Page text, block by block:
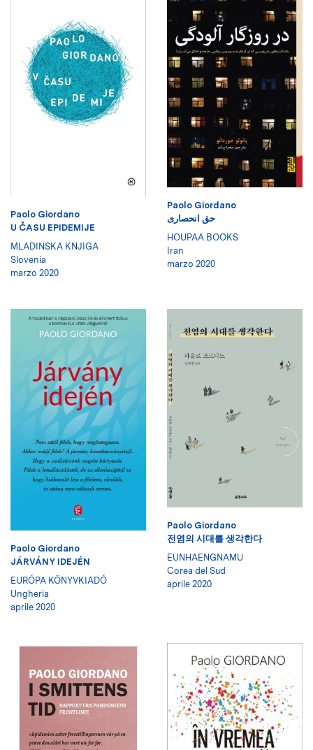
Paolo Giordano
U ČASU EPIDEMIJE
MLADINSKA KNJIGA
Slovenia
marzo 2020
Paolo Giordano
حق انحصاری
HOUPAA BOOKS
Iran
marzo 2020
Paolo Giordano
JÁRVÁNY IDEJÉN
EURÓPA KÖNYVKIADÓ
Ungheria
aprile 2020
Paolo Giordano
전염의 시대를 생각한다
EUNHAENGNAMU
Corea del Sud
aprile 2020